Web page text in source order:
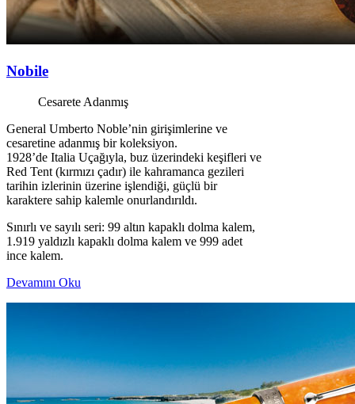
Nobile
Cesarete Adanmış
General Umberto Noble’nin girişimlerine ve
cesaretine adanmış bir koleksiyon.
1928’de Italia Uçağıyla, buz üzerindeki keşifleri ve
Red Tent (kırmızı çadır) ile kahramanca gezileri
tarihin izlerinin üzerine işlendiği, güçlü bir
karaktere sahip kalemle onurlandırıldı.
Sınırlı ve sayılı seri: 99 altın kapaklı dolma kalem,
1.919 yaldızlı kapaklı dolma kalem ve 999 adet
ince kalem.
Devamını Oku